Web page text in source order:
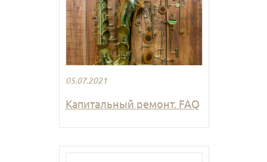
05.07.2021
Капитальный ремонт. FAQ